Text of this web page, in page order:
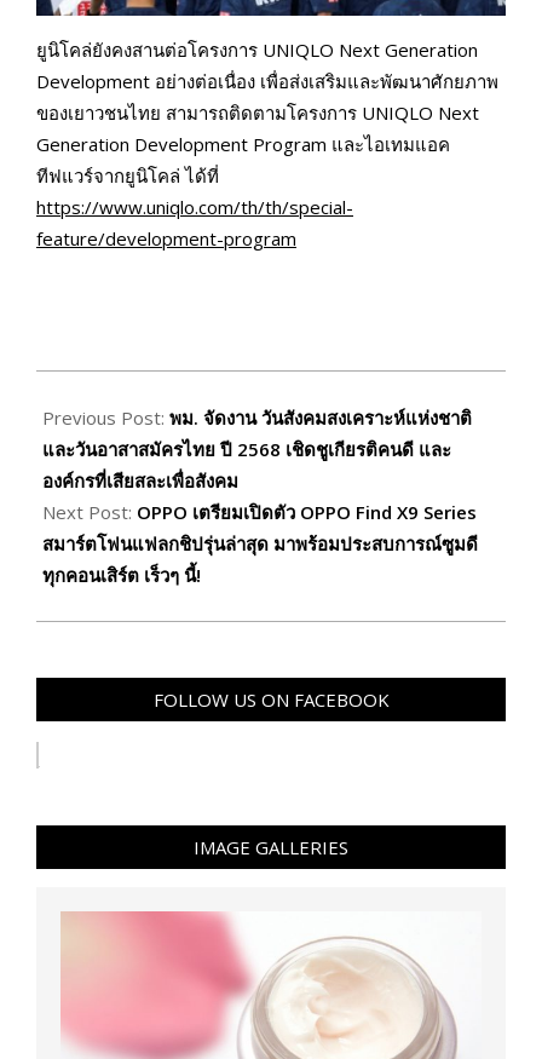
ยูนิโคล่ยังคงสานต่อโครงการ UNIQLO Next Generation
Development อย่างต่อเนื่อง เพื่อส่งเสริมและพัฒนาศักยภาพ
ของเยาวชนไทย สามารถติดตามโครงการ UNIQLO Next
Generation Development Program และไอเทมแอค
ทีฟแวร์จากยูนิโคล่ ได้ที่
https://www.uniqlo.com/th/th/special-
feature/development-program
10-
22
Previous Post: พม. จัดงาน วันสังคมสงเคราะห์แห่งชาติ
และวันอาสาสมัครไทย ปี 2568 เชิดชูเกียรติคนดี และ
องค์กรที่เสียสละเพื่อสังคม
Next Post: OPPO เตรียมเปิดตัว OPPO Find X9 Series
สมาร์ตโฟนแฟลกชิปรุ่นล่าสุด มาพร้อมประสบการณ์ซูมดี
ทุกคอนเสิร์ต เร็วๆ นี้!
FOLLOW US ON FACEBOOK
IMAGE GALLERIES